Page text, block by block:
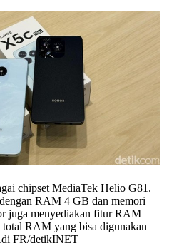
chipset MediaTek Helio G81.
RAM 4 GB dan memori
juga menyediakan fitur RAM
RAM yang bisa digunakan
FR/detikINET